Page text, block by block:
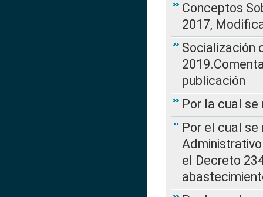
Conceptos
2017,
Socialización
publicación
Por la cual se
Por el cual
el Decreto